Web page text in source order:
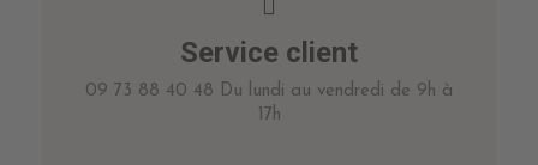
Service client
09 73 88 40 48 Du lundi au vendredi de 9h à
17h